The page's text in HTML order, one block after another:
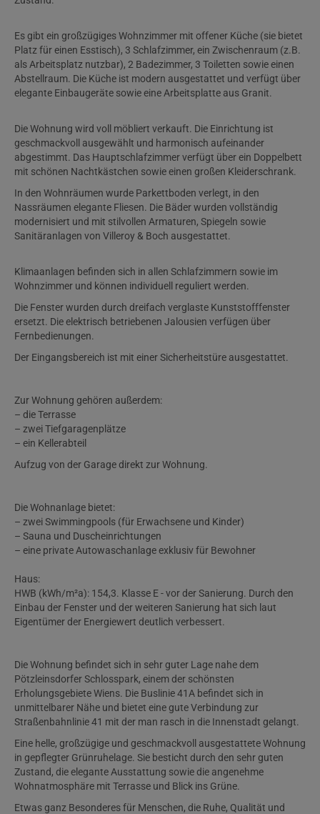
Es gibt ein großzügiges Wohnzimmer mit offener Küche (sie bietet
Platz für einen Esstisch), 3 Schlafzimmer, ein Zwischenraum (z.B.
als Arbeitsplatz nutzbar), 2 Badezimmer, 3 Toiletten sowie einen
Abstellraum. Die Küche ist modern ausgestattet und verfügt über
elegante Einbaugeräte sowie eine Arbeitsplatte aus Granit.
Die Wohnung wird voll möbliert verkauft. Die Einrichtung ist
geschmackvoll ausgewählt und harmonisch aufeinander
abgestimmt. Das Hauptschlafzimmer verfügt über ein Doppelbett
mit schönen Nachtkästchen sowie einen großen Kleiderschrank.
In den Wohnräumen wurde Parkettboden verlegt, in den
Nassräumen elegante Fliesen. Die Bäder wurden vollständig
modernisiert und mit stilvollen Armaturen, Spiegeln sowie
Sanitäranlagen von Villeroy & Boch ausgestattet.
Klimaanlagen befinden sich in allen Schlafzimmern sowie im
Wohnzimmer und können individuell reguliert werden.
Die Fenster wurden durch dreifach verglaste Kunststofffenster
ersetzt. Die elektrisch betriebenen Jalousien verfügen über
Fernbedienungen.
Der Eingangsbereich ist mit einer Sicherheitstüre ausgestattet.
Zur Wohnung gehören außerdem:
– die Terrasse
– zwei Tiefgaragenplätze
– ein Kellerabteil
Aufzug von der Garage direkt zur Wohnung.
Die Wohnanlage bietet:
– zwei Swimmingpools (für Erwachsene und Kinder)
– Sauna und Duscheinrichtungen
– eine private Autowaschanlage exklusiv für Bewohner
Haus:
HWB (kWh/m²a): 154,3. Klasse E - vor der Sanierung. Durch den
Einbau der Fenster und der weiteren Sanierung hat sich laut
Eigentümer der Energiewert deutlich verbessert.
Die Wohnung befindet sich in sehr guter Lage nahe dem
Pötzleinsdorfer Schlosspark, einem der schönsten
Erholungsgebiete Wiens. Die Buslinie 41A befindet sich in
unmittelbarer Nähe und bietet eine gute Verbindung zur
Straßenbahnlinie 41 mit der man rasch in die Innenstadt gelangt.
Eine helle, großzügige und geschmackvoll ausgestattete Wohnung
in gepflegter Grünruhelage. Sie besticht durch den sehr guten
Zustand, die elegante Ausstattung sowie die angenehme
Wohnatmosphäre mit Terrasse und Blick ins Grüne.
Etwas ganz Besonderes für Menschen, die Ruhe, Qualität und